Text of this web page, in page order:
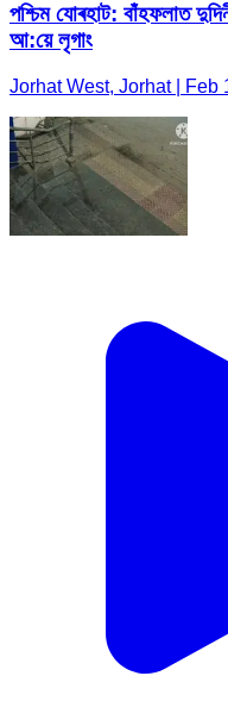
পশ্চিম যোৰহাট: বাঁহফলাত
আ:য়ে লৃগাং
Jorhat West, Jorhat | Feb